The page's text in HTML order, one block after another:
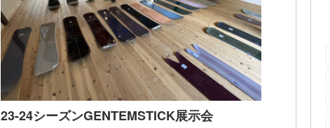
23-24シーズンGENTEMSTICK展示会